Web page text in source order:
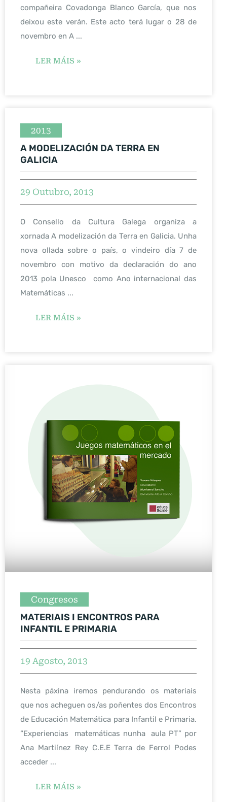
compañeira Covadonga Blanco García, que nos
deixou este verán. Este acto terá lugar o 28 de
novembro en A ...
LER MÁIS »
2013
A MODELIZACIÓN DA TERRA EN
GALICIA
29 Outubro, 2013
O Consello da Cultura Galega organiza a
xornada A modelización da Terra en Galicia. Unha
nova ollada sobre o país, o vindeiro día 7 de
novembro con motivo da declaración do ano
2013 pola Unesco como Ano internacional das
Matemáticas ...
LER MÁIS »
Congresos
MATERIAIS I ENCONTROS PARA
INFANTIL E PRIMARIA
19 Agosto, 2013
Nesta páxina iremos pendurando os materiais
que nos acheguen os/as poñentes dos Encontros
de Educación Matemática para Infantil e Primaria.
“Experiencias matemáticas nunha aula PT” por
Ana Martiínez Rey C.E.E Terra de Ferrol Podes
acceder ...
LER MÁIS »